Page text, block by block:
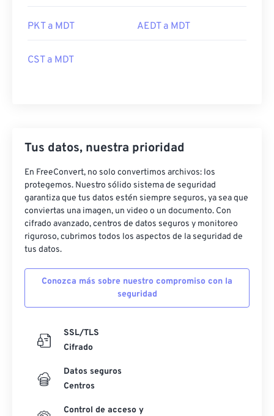
PKT a MDT AEDT a MDT
CST a MDT
Tus datos, nuestra prioridad
En FreeConvert, no solo convertimos archivos: los
protegemos. Nuestro sólido sistema de seguridad
garantiza que tus datos estén siempre seguros, ya sea que
conviertas una imagen, un video o un documento. Con
cifrado avanzado, centros de datos seguros y monitoreo
riguroso, cubrimos todos los aspectos de la seguridad de
tus datos.
Conozca más sobre nuestro compromiso con la
seguridad
SSL/TLS
Cifrado
Datos seguros
Centros
Control de acceso y